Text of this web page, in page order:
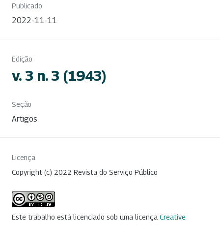
Publicado
2022-11-11
Edição
v. 3 n. 3 (1943)
Seção
Artigos
Licença
Copyright (c) 2022 Revista do Serviço Público
Este trabalho está licenciado sob uma licença Creative